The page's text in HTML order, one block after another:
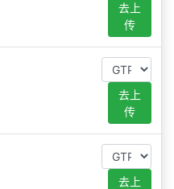
去上
传
去上
传
去上